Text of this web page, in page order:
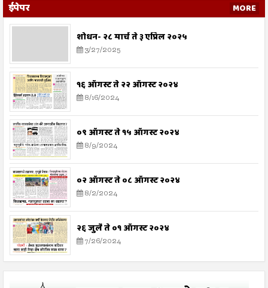
ईपेपर MORE
शोधन- २८ मार्च ते ३ एप्रिल २०२५
3/27/2025
१६ ऑगस्ट ते २२ ऑगस्ट २०२४
8/16/2024
०९ ऑगस्ट ते १५ ऑगस्ट २०२४
8/9/2024
०२ ऑगस्ट ते ०८ ऑगस्ट २०२४
8/2/2024
२६ जुलै ते ०१ ऑगस्ट २०२४
7/26/2024